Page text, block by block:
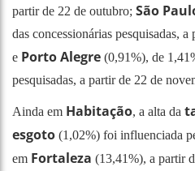
partir de 22 de outubro; São
das concessionárias pesquisadas,
e Porto Alegre (0,91%), de
pesquisadas, a partir de 22 de
Ainda em Habitação, a alta da
esgoto (1,02%) foi influenciada
em Fortaleza (13,41%), a partir